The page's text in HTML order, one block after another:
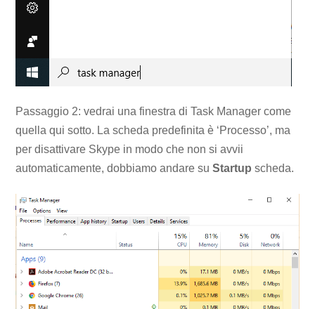
Passaggio 2: vedrai una finestra di Task Manager come
quella qui sotto. La scheda predefinita è ‘Processo’, ma
per disattivare Skype in modo che non si avvii
automaticamente, dobbiamo andare suStartup scheda.